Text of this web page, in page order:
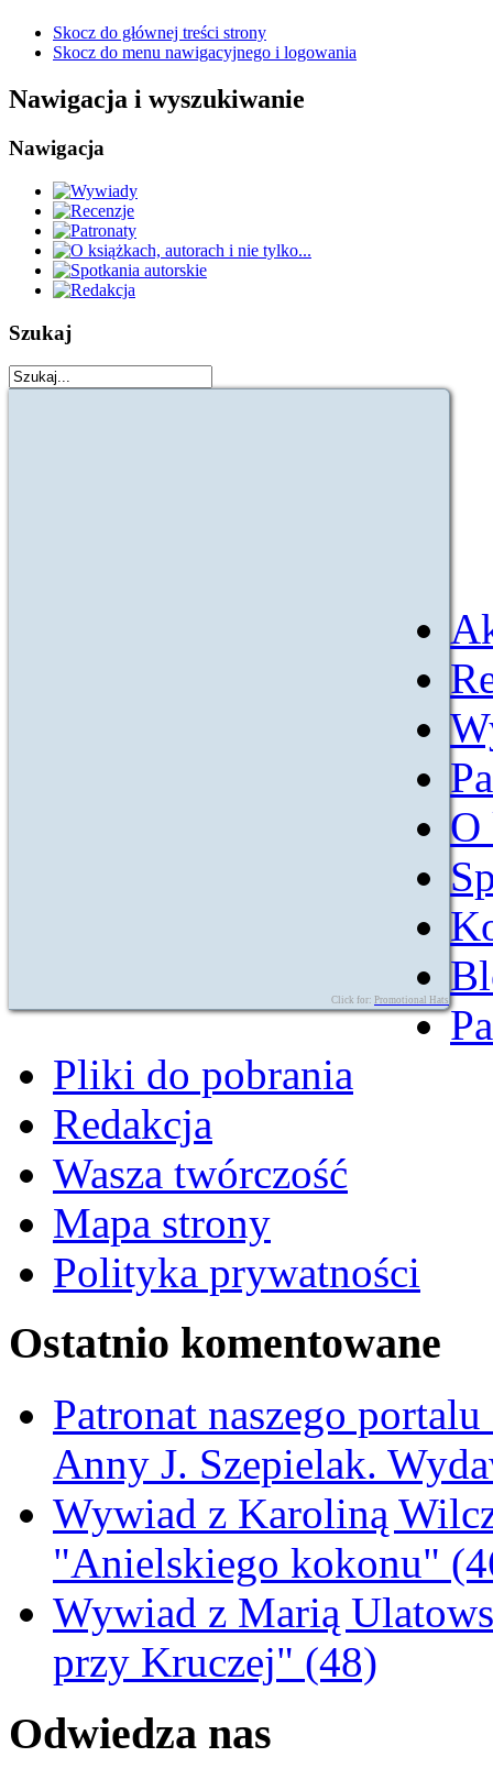
Skocz do głównej treści strony
Skocz do menu nawigacyjnego i logowania
Nawigacja i wyszukiwanie
Nawigacja
Szukaj
Click for: Promotional Hats
O
Pliki do pobrania
Redakcja
Wasza twórczość
Mapa strony
Polityka prywatności
Ostatnio komentowane
Patronat naszego
Anny J. Szepielak.
Wywiad z Karoliną
"Anielskiego kokonu"
Wywiad z Marią
przy Kruczej" (48)
Odwiedza nas